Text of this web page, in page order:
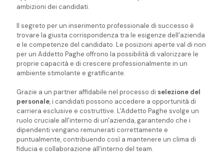
ambizioni dei candidati.
Il segreto per un inserimento professionale di successo è
trovare la giusta corrispondenza tra le esigenze dell'azienda
e le competenze del candidato. Le posizioni aperte val di non
per un Addetto Paghe offrono la possibilità di valorizzare le
proprie capacità e di crescere professionalmente in un
ambiente stimolante e gratificante.
Grazie a un partner affidabile nel processo di selezione del
personale, i candidati possono accedere a opportunità di
carriera esclusive e costruttive. L'Addetto Paghe svolge un
ruolo cruciale all'interno di un'azienda, garantendo che i
dipendenti vengano remunerati correttamente e
puntualmente, contribuendo così a mantenere un clima di
fiducia e collaborazione all'interno del team.